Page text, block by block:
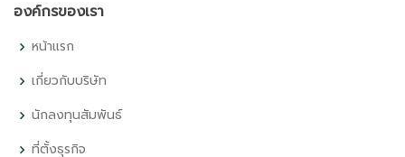
องค์กรของเรา
หน้าแรก
เกี่ยวกับบริษัท
นักลงทุนสัมพันธ์
ที่ตั้งธุรกิจ